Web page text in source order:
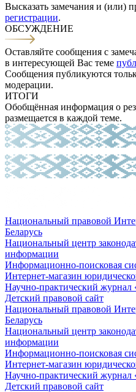
Высказать замечания и (или)
регистрации.
ОБСУЖДЕНИЕ
Оставляйте сообщения с
в интересующей Вас теме
Сообщения публикуются
модерации.
ИТОГИ
Обобщённая информация о
размещается в каждой теме.
Национальный правовой
Беларусь
Национальный центр
информации
Информационно-поисковая
Интернет-магазин
Научно-практический
Детский правовой сайт
Национальный правовой
Беларусь
Национальный центр
информации
Информационно-поисковая
Интернет-магазин
Научно-практический
Детский правовой сайт